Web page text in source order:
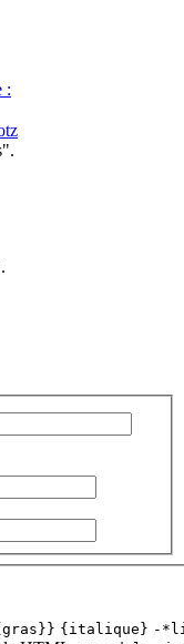
:
{italique} -